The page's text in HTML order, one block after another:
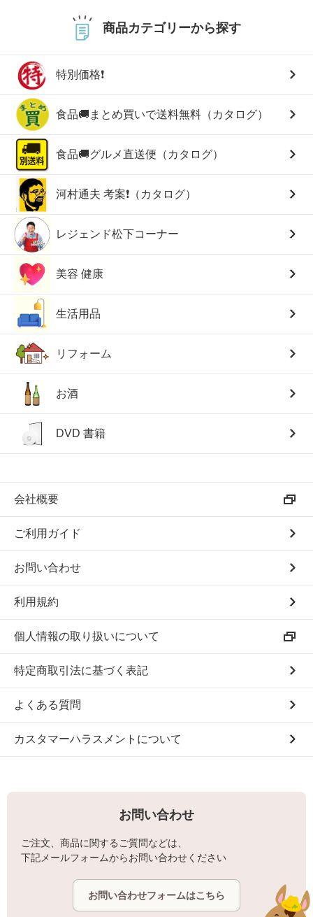
商品カテゴリーから探す
特別価格❗
食品🚚まとめ買いで送料無料（カタログ）
食品🚚グルメ直送便（カタログ）
河村通夫 考案❗（カタログ）
レジェンド松下コーナー
美容 健康
生活用品
リフォーム
お酒
DVD 書籍
会社概要
ご利用ガイド
お問い合わせ
利用規約
個人情報の取り扱いについて
特定商取引法に基づく表記
よくある質問
カスタマーハラスメントについて
お問い合わせ
ご注文、商品に関するご質問などは、
下記メールフォームからお問い合わせください
お問い合わせフォームはこちら